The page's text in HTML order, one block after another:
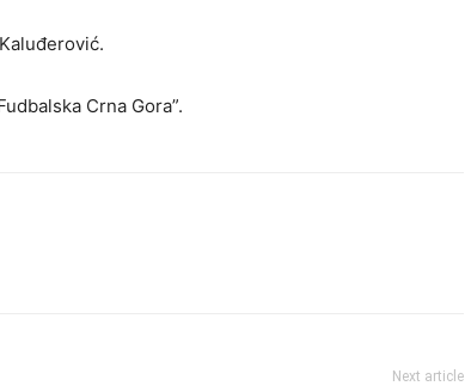
Crna Gora”.
Next article